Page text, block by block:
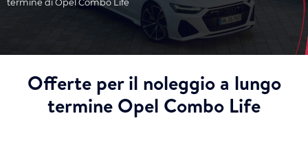
termine di Opel Combo Life
Offerte per il noleggio a lungo
termine Opel Combo Life